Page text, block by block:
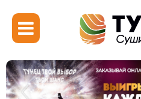
Калининград ул.
6в
